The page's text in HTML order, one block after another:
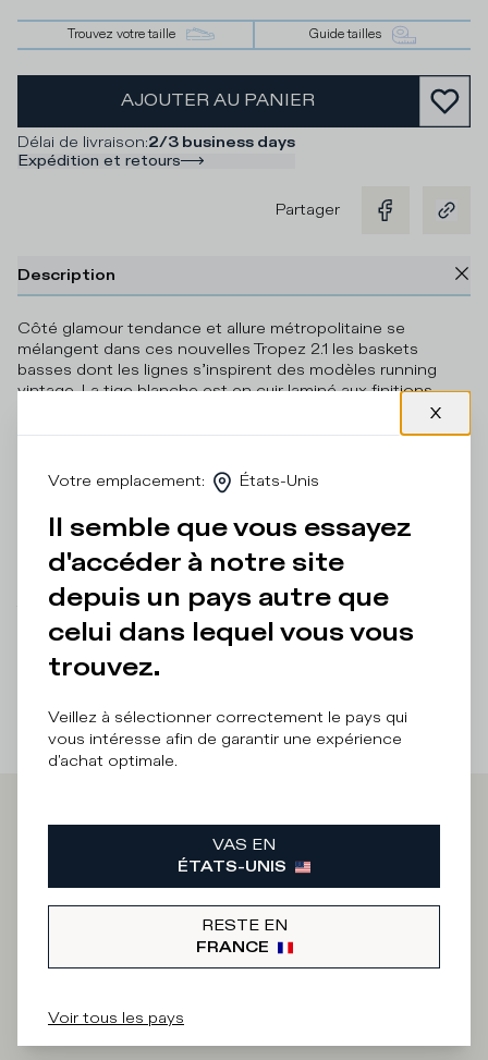
Trouvez votre taille Guide tailles
AJOUTER AU PANIER
Délai de livraison:2/3 business days
Expédition et retours
Partager
Description
Côté glamour tendance et allure métropolitaine se
mélangent dans ces nouvelles Tropez 2.1 les baskets
basses dont les lignes s’inspirent des modèles running
vintage. La tige blanche est en cuir laminé aux finitions
artisanales et aux touches dorées métallisées avec un
effet délibérément imparfait et artistique. La semelle en
talon complète le modèle dans une note sportive.
Détails et composition
Entretien Produit
There was a problem loading related productsThere was a
problem loading related products
Iscriviti alla
Newsletter
Homme
Femme
Votre emplacement: États-Unis
Il semble que vous essayez
d'accéder à notre site
depuis un pays autre que
celui dans lequel vous vous
trouvez.
Veillez à sélectionner correctement le pays qui
vous intéresse afin de garantir une expérience
d'achat optimale.
VAS EN
ÉTATS-UNIS
RESTE EN
FRANCE
Voir tous les pays